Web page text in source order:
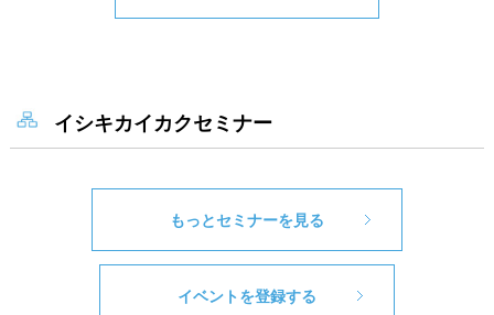
イシキカイカクセミナー
もっとセミナーを見る
イベントを登録する